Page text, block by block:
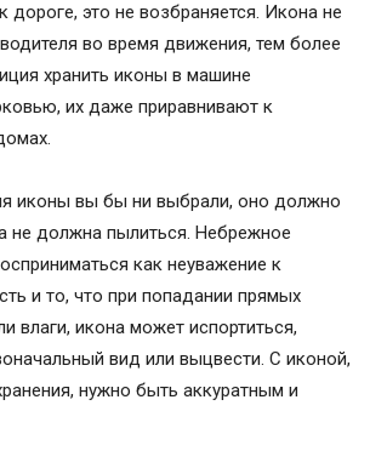
дороге, это не возбраняется. Икона не
во время движения, тем более
хранить иконы в машине
их даже приравнивают к
иконы вы бы ни выбрали, оно должно
не должна пылиться. Небрежное
как неуважение к
и то, что при попадании прямых
влаги, икона может испортиться,
вид или выцвести. С иконой,
нужно быть аккуратным и